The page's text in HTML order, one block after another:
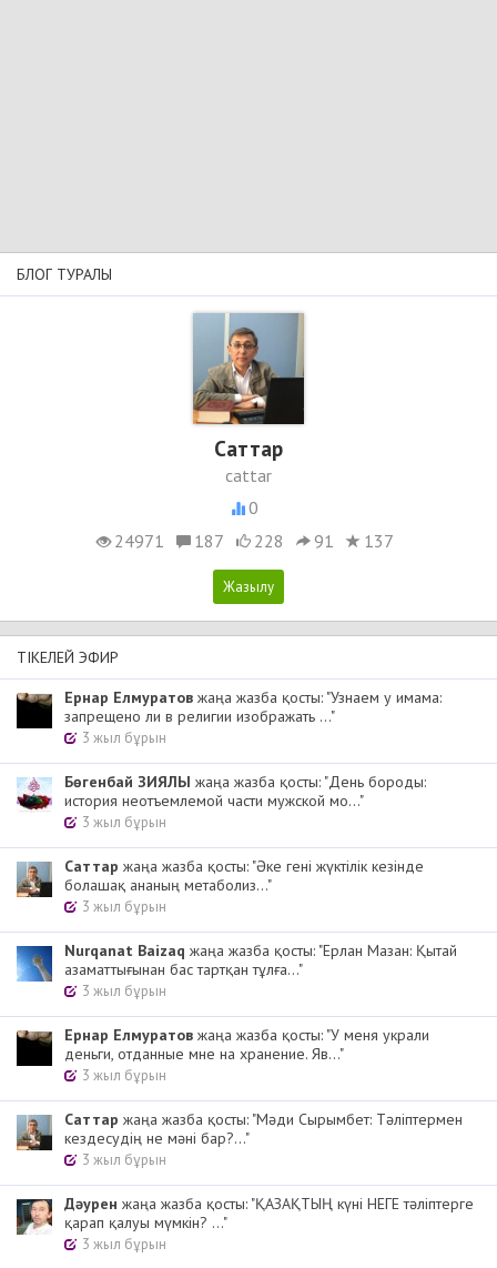
БЛОГ ТУРАЛЫ
Cаттар
cattar
0
24971
187 228 91 137
ТІКЕЛЕЙ ЭФИР
Ернар Елмуратов жаңа жазба қосты: "Узнаем у имама:
запрещено ли в религии изображать ..."
3 жыл бұрын
Бөгенбай ЗИЯЛЫ жаңа жазба қосты: "День бороды:
история неотъемлемой части мужской мо..."
3 жыл бұрын
Cаттар жаңа жазба қосты: "Әке гені жүктілік кезінде
болашақ ананың метаболиз..."
3 жыл бұрын
Nurqanat Baizaq жаңа жазба қосты: "Ерлан Мазан: Қытай
азаматтығынан бас тартқан тұлға..."
3 жыл бұрын
Ернар Елмуратов жаңа жазба қосты: "У меня украли
деньги, отданные мне на хранение. Яв..."
3 жыл бұрын
Cаттар жаңа жазба қосты: "Мәди Сырымбет: Тәліптермен
кездесудің не мәні бар?..."
3 жыл бұрын
Дәурен жаңа жазба қосты: "ҚАЗАҚТЫҢ күні НЕГЕ тәліптерге
қарап қалуы мүмкін? ..."
3 жыл бұрын